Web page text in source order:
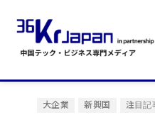
大企業 新興国 注目記